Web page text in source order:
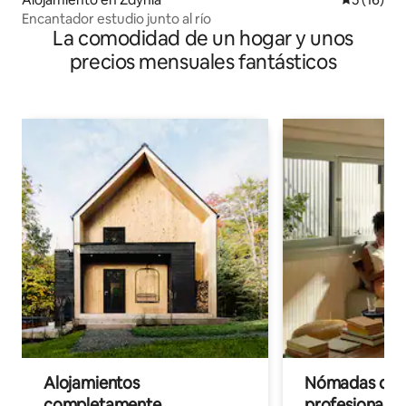
Encantador estudio junto al río
La comodidad de un hogar y unos
precios mensuales fantásticos
Alojamientos
Nómadas